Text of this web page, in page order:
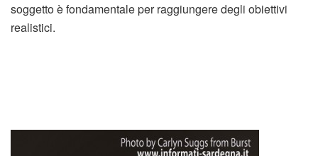
soggetto è fondamentale per raggiungere degli obiettivi
realistici.